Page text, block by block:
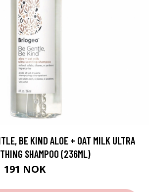
BE KIND ALOE + OAT MILK ULTRA
SHAMPOO (236ML)
191 NOK